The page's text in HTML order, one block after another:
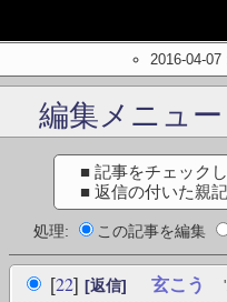
2016-04-07
編集メニュー
■ 記事をチェック
■ 返信の付いた親
処理: この記事を編集
[22] [返信] 玄こう